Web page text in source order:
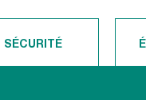
SÉCURITÉ